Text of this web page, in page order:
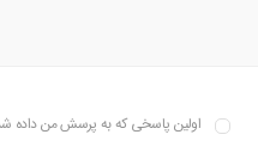
اولین پاسخی که به پرسش من داده